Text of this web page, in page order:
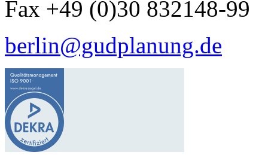
Fax +49 (0)30 832148-99
berlin@gudplanung.de